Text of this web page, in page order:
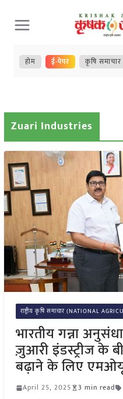
Skip
to
content
होम ई-पेपर कृषि समाचार
Zuari Industries
राष्ट्रीय कृषि समाचार (NATIONAL
भारतीय गन्ना
ज़ुआरी इंडस्ट्रीज के
बढ़ाने के लिए एमओयू
April 25, 2025 3 min read